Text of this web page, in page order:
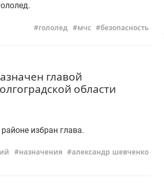
гололед мчс безопасность
главой
области
избран глава.
назначения александр шевченко